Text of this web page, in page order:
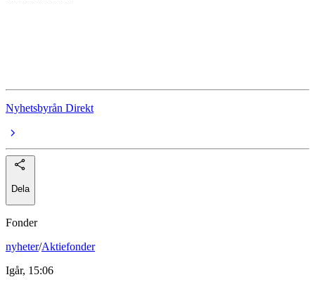
Nyhetsbyrån Direkt
Dela
Fonder
nyheter/Aktiefonder
Igår, 15:06